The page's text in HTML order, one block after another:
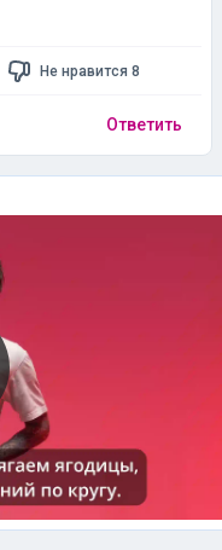
Не нравится 8
Ответить